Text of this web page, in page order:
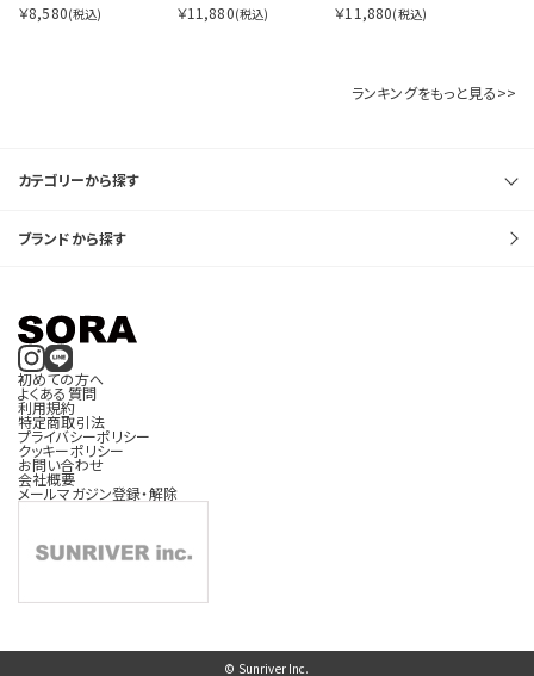
￥8,580(税込)
￥11,880(税込)
￥11,880(税込)
ランキングをもっと見る>>
カテゴリーから探す
ブランドから探す
初めての方へ
よくある質問
利用規約
特定商取引法
プライバシーポリシー
クッキーポリシー
お問い合わせ
会社概要
メールマガジン登録・解除
© Sunriver Inc.